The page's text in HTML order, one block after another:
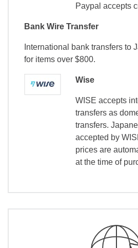
Paypal accepts
Bank Wire Transfer
International bank transfers to
for items over $800.
Wise
WISE accepts
transfers as
transfers.
accepted by
prices are
at the time of